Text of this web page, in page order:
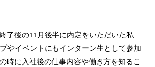
了後の11月後半に内定をいただいた私
やイベントにもインターン生として参加
時に入社後の仕事内容や働き方を知るこ